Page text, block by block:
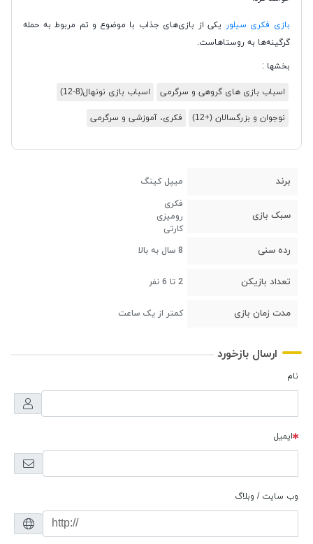
بازی فکری سیلور
یکی از بازی‌های جذاب با موضوع و تم مربوط به حمله
گرگینه‌ها به روستاهاست.
بخشها :
اسباب بازی های گروهی و سرگرمی اسباب بازی نونهال(8-12)
نوجوان و بزرگسالان (+12) فکری، آموزشی و سرگرمی
برند میپل کینگ
سبک بازی
فکری
رومیزی
کارتی
رده سنی 8 سال به بالا
تعداد بازیکن 2 تا 6 نفر
مدت زمان بازی کمتر از یک ساعت
ارسال بازخورد
نام
ایمیل
وب سایت / وبلاگ